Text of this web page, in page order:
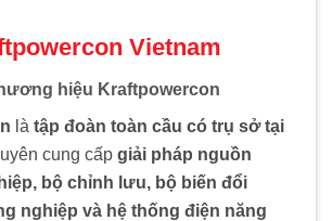
Vietnam
hiệu Kraftpowercon
là tập đoàn toàn cầu có trụ sở tại
cung cấp giải pháp nguồn
bộ chỉnh lưu, bộ biến đổi
nghiệp và hệ thống điện năng